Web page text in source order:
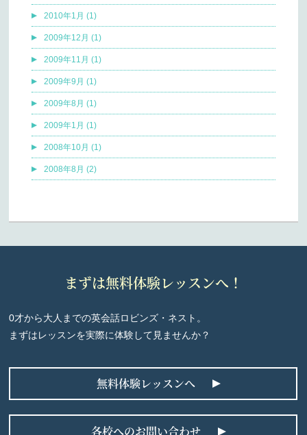
2010年1月 (1)
2009年12月 (1)
2009年11月 (1)
2009年9月 (1)
2009年8月 (1)
2009年1月 (1)
2008年10月 (1)
2008年8月 (2)
まずは無料体験レッスンへ！
0才から大人までの英会話ロビンズ・ネスト。
まずはレッスンを実際に体験して見ませんか？
無料体験レッスンへ
各校へのお問い合わせ